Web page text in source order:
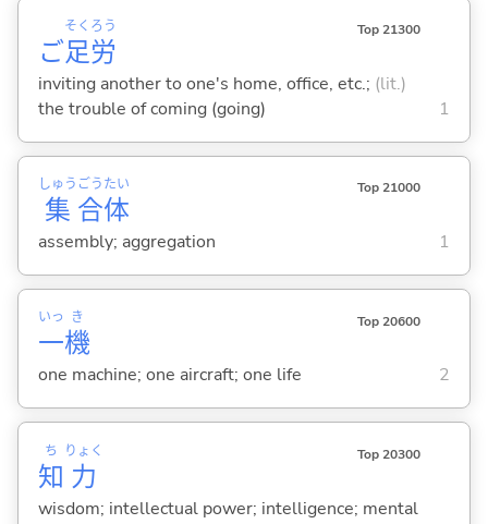
ご足
そく
労
ろう Top 21300
inviting another to one's home, office, etc.; (lit.)
the trouble of coming (going)
1
集
しゅう
合
ごう
体
たい Top 21000
assembly; aggregation 1
一
いっ
機
き Top 20600
one machine; one aircraft; one life 2
知
ち
力
りょく Top 20300
wisdom; intellectual power; intelligence; mental